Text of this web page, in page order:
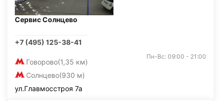
Сервис Солнцево
+7 (495) 125-38-41
Говорово(1,35 км)
Солнцево(930 м)
Пн-Вс: 09:00 - 21:00
ул.Главмосстроя 7а